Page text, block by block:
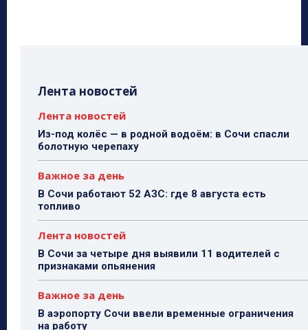
Лента новостей
Лента новостей
Из-под колёс — в родной водоём: в Сочи спасли
болотную черепаху
Важное за день
В Сочи работают 52 АЗС: где 8 августа есть
топливо
Лента новостей
В Сочи за четыре дня выявили 11 водителей с
признаками опьянения
Важное за день
В аэропорту Сочи ввели временные ограничения
на работу